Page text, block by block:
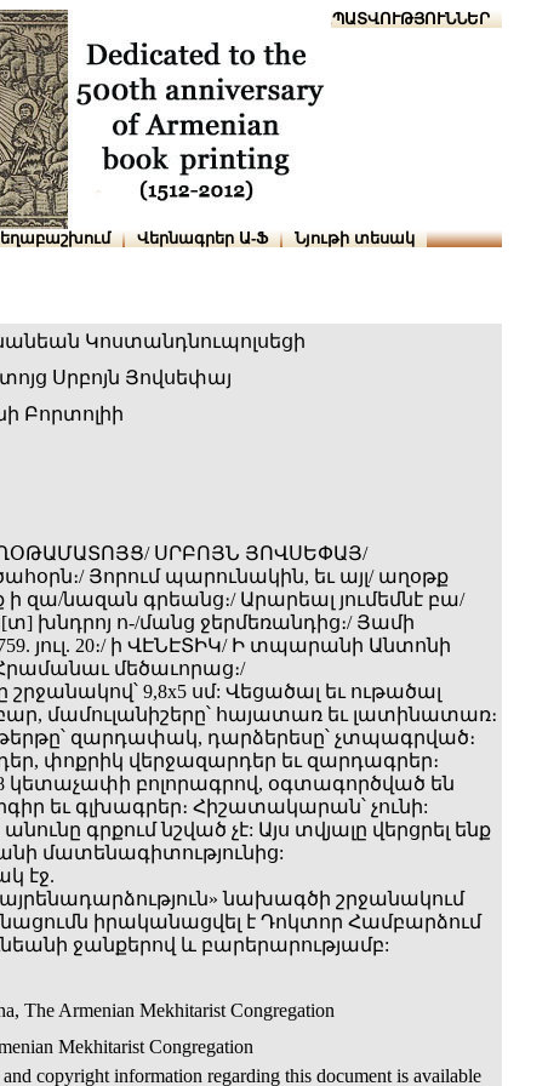
ՆԱԽԱՊԱՏՎՈՒԹՅՈՒՆՆԵՐ
Վերնագրեր Ա-Ֆ Նյութի տեսակ
Կոստանդնուպոլսեցի
Սրբոյն Յովսեփայ
Բորտոլիի
ՍՐԲՈՅՆ ՅՈՎՍԵՓԱՅ/
Յորում պարունակին, եւ այլ/ աղօթք
ի զա/նազան գրեանց։/ Արարեալ յումեմնէ բա/
խնդրոյ ո-/մանց ջերմեռանդից։/ Յամի
յուլ. 20։/ ի ՎԷՆԷՏԻԿ/ Ի տպարանի Անտոնի
մեծաւորաց։/
9,8x5 սմ: Վեցածալ եւ ութածալ
մամուլանիշերը՝ հայատառ եւ լատինատառ։
զարդափակ, դարձերեսը՝ չտպագրված։
փոքրիկ վերջազարդեր եւ զարդագրեր։
կետաչափի բոլորագրով, օգտագործված են
եւ գլխագրեր։ Հիշատակարան՝ չունի:
գրքում նշված չէ: Այս տվյալը վերցրել ենք
մատենագիտությունից:
էջ.
նախագծի շրջանակում
իրականացվել է Դոկտոր Համբարձում
ջանքերով և բարերարությամբ:
The Armenian Mekhitarist Congregation
Mekhitarist Congregation
copyright information regarding this document is available